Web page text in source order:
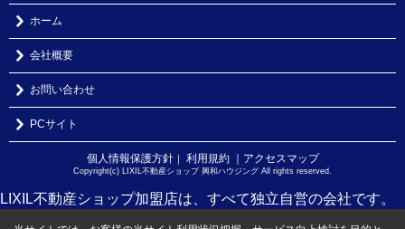
ホーム
会社概要
お問い合わせ
PCサイト
個人情報保護方針｜ 利用規約 ｜アクセスマップ
Copyright(c) LIXIL不動産ショップ 興和ハウジング All rights reserved.
LIXIL不動産ショップ加盟店は、すべて独立自営の会社です。